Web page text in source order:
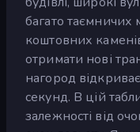
багато таємничих
коштовних
отримати нові
нагород
секунд. В цій
залежності від